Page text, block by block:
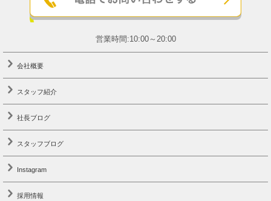
営業時間:10:00～20:00
会社概要
スタッフ紹介
社長ブログ
スタッフブログ
Instagram
採用情報